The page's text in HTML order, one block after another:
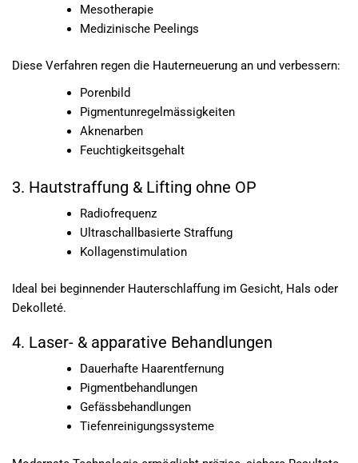
Mesotherapie
Medizinische Peelings
Diese Verfahren regen die Hauterneuerung an und verbessern:
Porenbild
Pigmentunregelmässigkeiten
Aknenarben
Feuchtigkeitsgehalt
3. Hautstraffung & Lifting ohne OP
Radiofrequenz
Ultraschallbasierte Straffung
Kollagenstimulation
Ideal bei beginnender Hauterschlaffung im Gesicht, Hals oder
Dekolleté.
4. Laser- & apparative Behandlungen
Dauerhafte Haarentfernung
Pigmentbehandlungen
Gefässbehandlungen
Tiefenreinigungssysteme